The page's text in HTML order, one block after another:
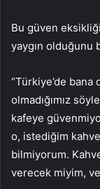
Bu güven
yaygın olduğunu
“Türkiye’de
olmadığımız
kafeye
o, istediğim
bilmiyorum.
verecek miyim,